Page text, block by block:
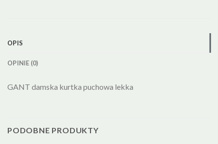
OPIS
OPINIE (0)
GANT damska kurtka puchowa lekka
PODOBNE PRODUKTY